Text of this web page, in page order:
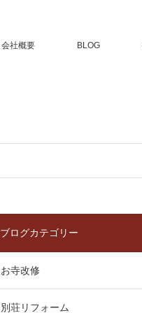
会社概要 BLOG
ブログカテゴリー
お寺改修
別荘リフォーム